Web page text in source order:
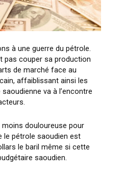
à une guerre du pétrole.
pas couper sa production
de marché face au
affaiblissant ainsi les
va à l’encontre
douloureuse pour
le pétrole saoudien est
le baril même si cette
saoudien.